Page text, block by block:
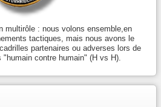
multirôle : nous volons ensemble,en
tactiques, mais nous avons le
partenaires ou adverses lors de
contre humain" (H vs H).